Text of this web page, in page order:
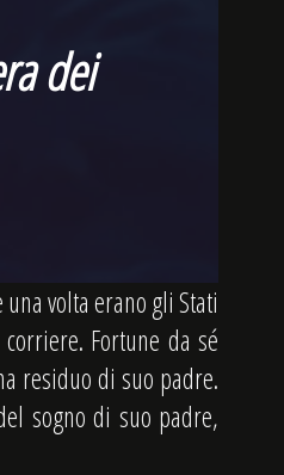
dei
volta erano gli Stati
Fortune da sé
residuo di suo padre.
sogno di suo padre,